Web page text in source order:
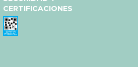
CERTIFICACIONES